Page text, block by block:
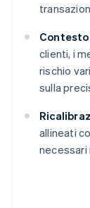
clienti, i
rischio
sulla
allineati
necessari